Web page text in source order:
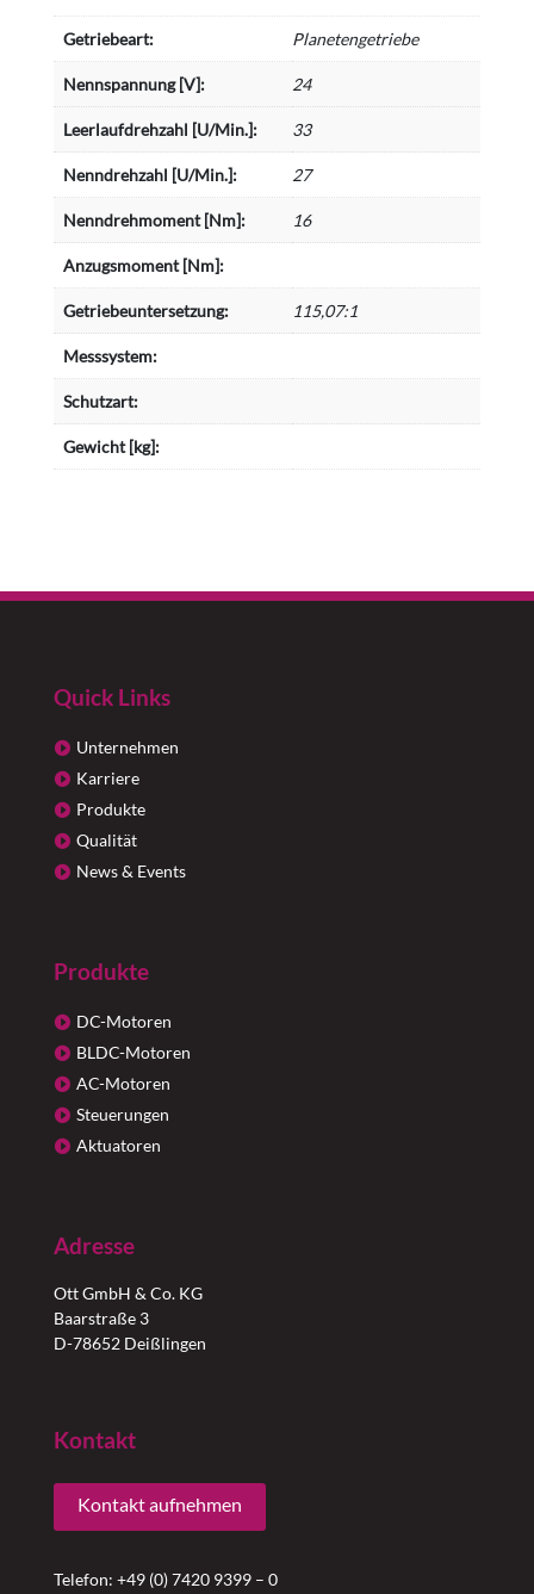
Getriebeart: Planetengetriebe
Nennspannung [V]: 24
Leerlaufdrehzahl [U/Min.]: 33
Nenndrehzahl [U/Min.]: 27
Nenndrehmoment [Nm]: 16
Anzugsmoment [Nm]:
Getriebeuntersetzung: 115,07:1
Messsystem:
Schutzart:
Gewicht [kg]:
Quick Links
Unternehmen
Karriere
Produkte
Qualität
News & Events
Produkte
DC-Motoren
BLDC-Motoren
AC-Motoren
Steuerungen
Aktuatoren
Adresse
Ott GmbH & Co. KG
Baarstraße 3
D-78652 Deißlingen
Kontakt
Kontakt aufnehmen
Telefon: +49 (0) 7420 9399 – 0